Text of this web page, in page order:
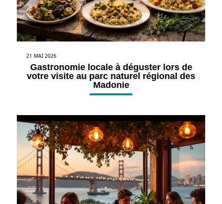
21 MAI 2026
Gastronomie locale à déguster lors de
votre visite au parc naturel régional des
Madonie